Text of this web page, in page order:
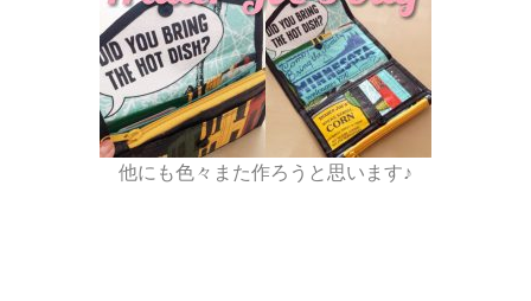
他にも色々また作ろうと思います♪